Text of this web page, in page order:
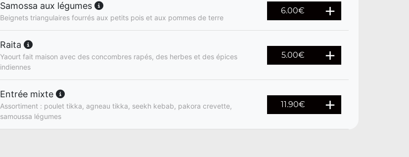
Samossa aux légumes
Beignets triangulaires fourrés aux petits pois et aux pommes de terre
6.00€
Raita
Yaourt fait maison avec des concombres rapés, des herbes et des épices
indiennes
5.00€
Entrée mixte
Assortiment : poulet tikka, agneau tikka, seekh kebab, pakora crevette,
samoussa légumes
11.90€